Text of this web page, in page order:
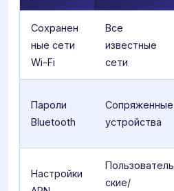
Сохранен
ные сети
Wi-Fi
Все
известные
сети
Пароли
Bluetooth
Сопряженные
устройства
Настройки
Пользователь
ские/